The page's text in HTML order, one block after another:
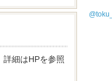
細はHPを参照